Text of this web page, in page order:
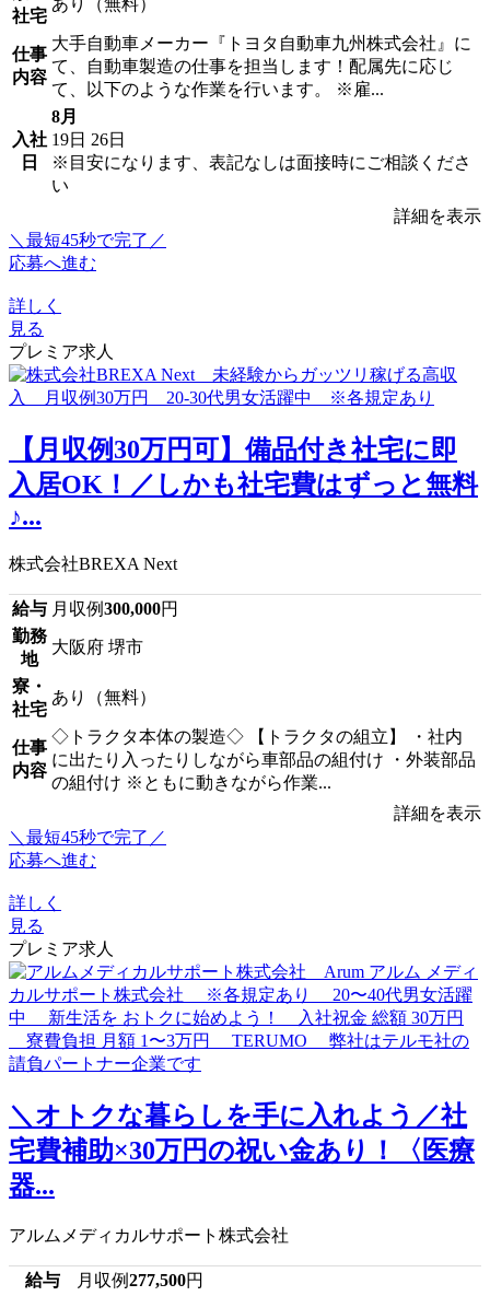
社宅
あり（無料）
仕事
内容
大手自動車メーカー『トヨタ自動車九州株式会社』に
て、自動車製造の仕事を担当します！配属先に応じ
て、以下のような作業を行います。 ※雇...
入社
日
8月
19日 26日
※目安になります、表記なしは面接時にご相談くださ
い
詳細を表示
＼最短45秒で完了／
応募へ進む
詳しく
見る
プレミア求人
【月収例30万円可】備品付き社宅に即
入居OK！／しかも社宅費はずっと無料
♪...
株式会社BREXA Next
給与 月収例300,000円
勤務
地
大阪府 堺市
寮・
社宅
あり（無料）
仕事
内容
◇トラクタ本体の製造◇ 【トラクタの組立】 ・社内
に出たり入ったりしながら車部品の組付け ・外装部品
の組付け ※ともに動きながら作業...
詳細を表示
＼最短45秒で完了／
応募へ進む
詳しく
見る
プレミア求人
＼オトクな暮らしを手に入れよう／社
宅費補助×30万円の祝い金あり！〈医療
器...
アルムメディカルサポート株式会社
給与 月収例277,500円